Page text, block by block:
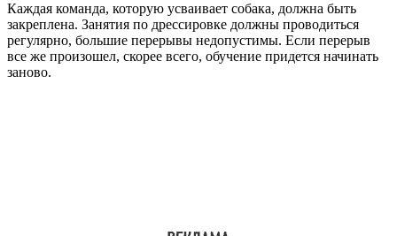
Каждая команда, которую усваивает собака, должна быть
закреплена. Занятия по дрессировке должны проводиться
регулярно, большие перерывы недопустимы. Если перерыв
все же произошел, скорее всего, обучение придется начинать
заново.